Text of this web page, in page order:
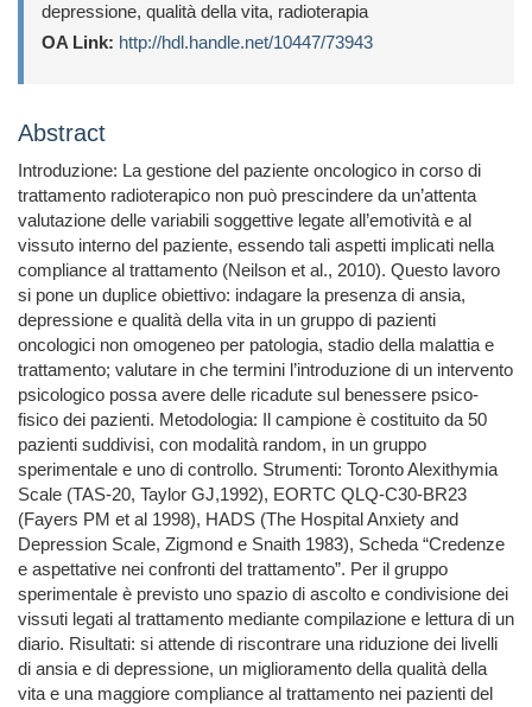
depressione, qualità della vita, radioterapia
OA Link: http://hdl.handle.net/10447/73943
Abstract
Introduzione: La gestione del paziente oncologico in corso di
trattamento radioterapico non può prescindere da un’attenta
valutazione delle variabili soggettive legate all’emotività e al
vissuto interno del paziente, essendo tali aspetti implicati nella
compliance al trattamento (Neilson et al., 2010). Questo lavoro
si pone un duplice obiettivo: indagare la presenza di ansia,
depressione e qualità della vita in un gruppo di pazienti
oncologici non omogeneo per patologia, stadio della malattia e
trattamento; valutare in che termini l’introduzione di un intervento
psicologico possa avere delle ricadute sul benessere psico-
fisico dei pazienti. Metodologia: Il campione è costituito da 50
pazienti suddivisi, con modalità random, in un gruppo
sperimentale e uno di controllo. Strumenti: Toronto Alexithymia
Scale (TAS-20, Taylor GJ,1992), EORTC QLQ-C30-BR23
(Fayers PM et al 1998), HADS (The Hospital Anxiety and
Depression Scale, Zigmond e Snaith 1983), Scheda “Credenze
e aspettative nei confronti del trattamento”. Per il gruppo
sperimentale è previsto uno spazio di ascolto e condivisione dei
vissuti legati al trattamento mediante compilazione e lettura di un
diario. Risultati: si attende di riscontrare una riduzione dei livelli
di ansia e di depressione, un miglioramento della qualità della
vita e una maggiore compliance al trattamento nei pazienti del